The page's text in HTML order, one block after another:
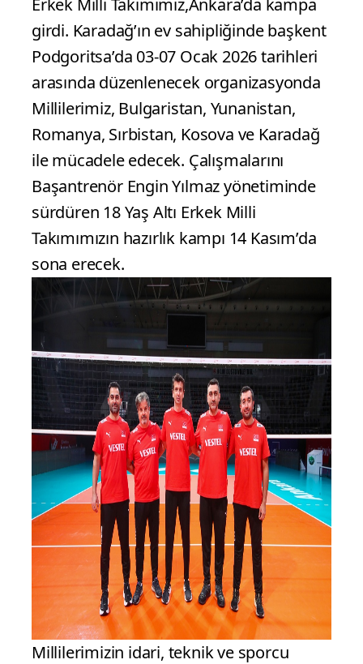
girdi. Karadağ’ın ev sahipliğinde başkent
Podgoritsa’da 03-07 Ocak 2026 tarihleri
arasında düzenlenecek organizasyonda
Millilerimiz, Bulgaristan, Yunanistan,
Romanya, Sırbistan, Kosova ve Karadağ
ile mücadele edecek. Çalışmalarını
Başantrenör Engin Yılmaz yönetiminde
sürdüren 18 Yaş Altı Erkek Milli
Takımımızın hazırlık kampı 14 Kasım’da
sona erecek.
Millilerimizin idari, teknik ve sporcu